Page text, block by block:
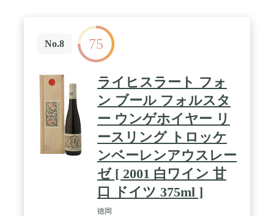
No.8 75
ライヒスラート フォ
ン ブール フォルスタ
ー ウンゲホイヤー リ
ースリング トロッケ
ンベーレンアウスレー
ゼ [ 2001 白ワイン 甘
口 ドイツ 375ml ]
徳岡